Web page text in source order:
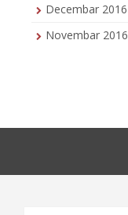
Decembar 2016
Novembar 2016